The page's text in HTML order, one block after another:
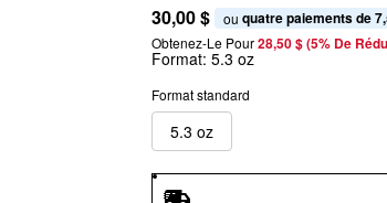
30,00 $ ou quatre paiements de
Obtenez-Le Pour28,50 $ (5% De
Format: 5.3 oz
Format standard
5.3 oz